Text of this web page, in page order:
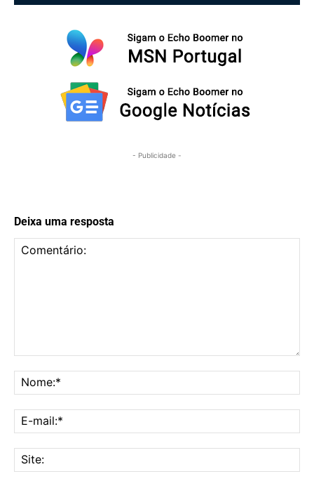
- Publicidade -
Deixa uma resposta